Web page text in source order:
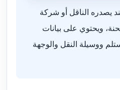
يصدره الناقل أو شركة
ويحتوي على بيانات
ووسيلة النقل والوجهة